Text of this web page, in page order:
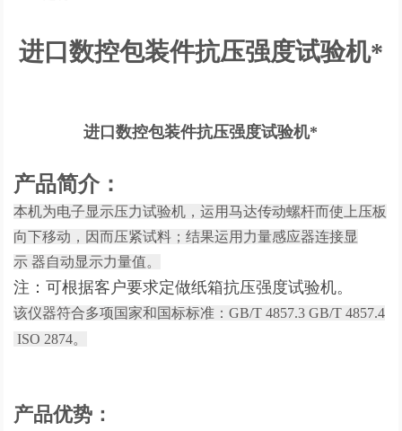
进口数控包装件抗压强度试验机*
进口数控包装件抗压强度试验机*
产品简介：
本机为电子显示压力试验机，运用马达传动螺杆而使上压板
向下移动，因而压紧试料；结果运用力量感应器连接显
示 器自动显示力量值。
注：可根据客户要求定做纸箱抗压强度试验机。
该仪器符合多项国家和国标标准：GB/T 4857.3 GB/T 4857.4
ISO 2874。
产品优势：